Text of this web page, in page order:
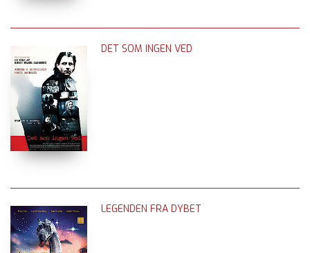
DET SOM INGEN VED
LEGENDEN FRA DYBET